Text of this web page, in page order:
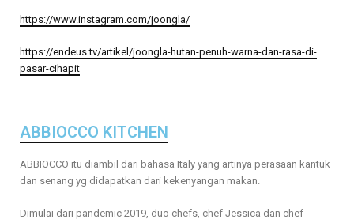
https://www.instagram.com/joongla/
https://endeus.tv/artikel/joongla-hutan-penuh-warna-dan-rasa-di-
pasar-cihapit
ABBIOCCO KITCHEN
ABBIOCCO itu diambil dari bahasa Italy yang artinya perasaan kantuk
dan senang yg didapatkan dari kekenyangan makan.
Dimulai dari pandemic 2019, duo chefs, chef Jessica dan chef